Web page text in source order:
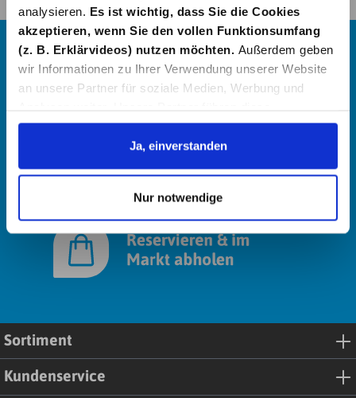
analysieren. Es ist wichtig, dass Sie die Cookies
akzeptieren, wenn Sie den vollen Funktionsumfang
(z. B. Erklärvideos) nutzen möchten. Außerdem geben
wir Informationen zu Ihrer Verwendung unserer Website
an unsere Partner für soziale Medien, Werbung und
Informationen möglicherweise mit weiteren Daten
zusammen, die Sie ihnen bereitgestellt haben oder die
sie im Rahmen Ihrer Nutzung der Dienste gesammelt
Datenschutzerklärung. Link zu
unsererDatenschutzerklärung. Link zumImpressum.
Ja, einverstanden
Nur notwendige
Sortiment
Kundenservice